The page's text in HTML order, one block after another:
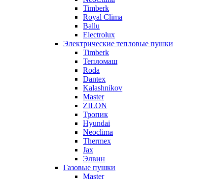
Timberk
Royal Clima
Ballu
Electrolux
Электрические тепловые пушки
Timberk
Тепломаш
Roda
Dantex
Kalashnikov
Master
ZILON
Тропик
Hyundai
Neoclima
Thermex
Jax
Элвин
Газовые пушки
Master